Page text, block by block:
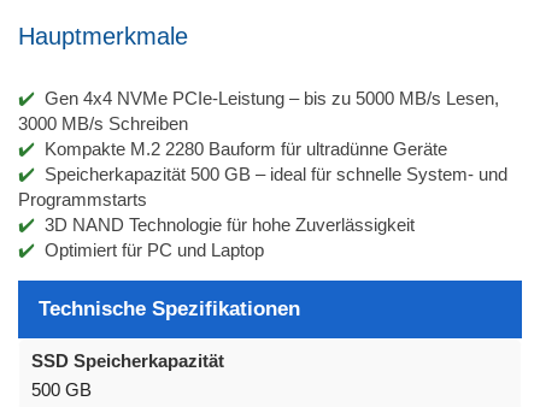
Hauptmerkmale
Gen 4x4 NVMe PCIe-Leistung – bis zu 5000 MB/s Lesen,
3000 MB/s Schreiben
Kompakte M.2 2280 Bauform für ultradünne Geräte
Speicherkapazität 500 GB – ideal für schnelle System- und
Programmstarts
3D NAND Technologie für hohe Zuverlässigkeit
Optimiert für PC und Laptop
Technische Spezifikationen
SSD Speicherkapazität
500 GB